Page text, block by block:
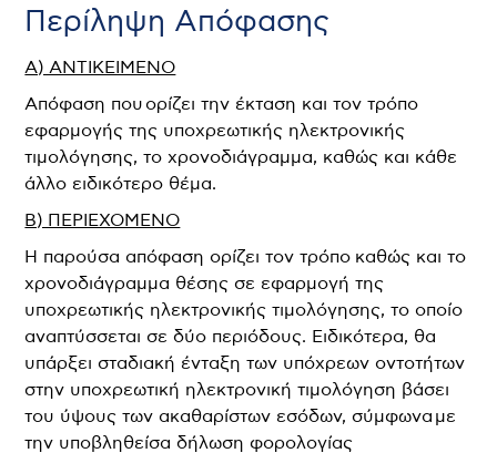
Περίληψη Απόφασης
Α) ΑΝΤΙΚΕΙΜΕΝΟ
Απόφαση που ορίζει την έκταση και τον τρόπο
εφαρμογής της υποχρεωτικής ηλεκτρονικής
τιμολόγησης, το χρονοδιάγραμμα, καθώς και κάθε
άλλο ειδικότερο θέμα.
Β) ΠΕΡΙΕΧΟΜΕΝΟ
Η παρούσα απόφαση ορίζει τον τρόπο καθώς και το
χρονοδιάγραμμα θέσης σε εφαρμογή της
υποχρεωτικής ηλεκτρονικής τιμολόγησης, το οποίο
αναπτύσσεται σε δύο περιόδους. Ειδικότερα, θα
υπάρξει σταδιακή ένταξη των υπόχρεων οντοτήτων
στην υποχρεωτική ηλεκτρονική τιμολόγηση βάσει
του ύψους των ακαθαρίστων εσόδων, σύμφωνα με
την υποβληθείσα δήλωση φορολογίας